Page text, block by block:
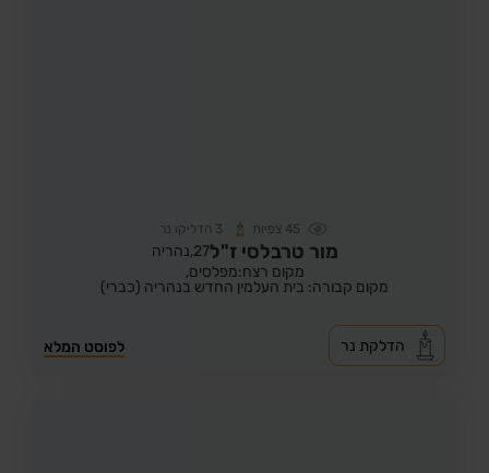
45 צפיות 3 הדליקו נר
מור טרבלסי ז"ל27, נהריה
מקום רצח:מפלסים,
מקום קבורה: בית העלמין החדש בנהריה (כברי)
לפוסט המלא הדלקת נר